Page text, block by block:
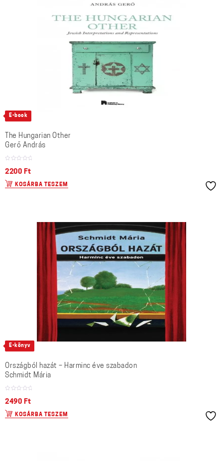
E-book
The Hungarian Other
Gerő András
2200 Ft
KOSÁRBA TESZEM
E-könyv
Országból hazát – Harminc éve szabadon
Schmidt Mária
2490 Ft
KOSÁRBA TESZEM